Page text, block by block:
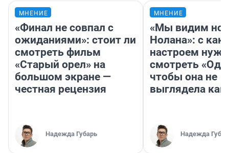
МНЕНИЕ
«Финал не совпал с
ожиданиями»: стоит ли
смотреть фильм
«Старый орел» на
большом экране —
честная рецензия
Надежда Губарь
МНЕНИЕ
«Мы видим
Нолана»: с
настроем
смотреть
чтобы она не
выглядела как
Надежда